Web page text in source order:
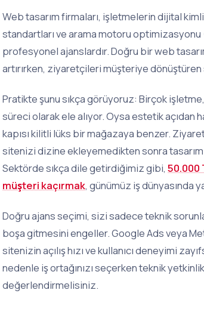
Web tasarım firmaları, işletmelerin dijital
standartları ve arama motoru optimizasyonu
profesyonel ajanslardır. Doğru bir web
artırırken, ziyaretçileri müşteriye
Pratikte şunu sıkça görüyoruz: Birçok
süreci olarak ele alıyor. Oysa estetik açıdan
kapısı kilitli lüks bir mağazaya benzer.
sitenizi dizine ekleyemedikten sonra
Sektörde sıkça dile getirdiğimiz gibi, 50.000
müşteri kaçırmak, günümüz iş dünyasında
Doğru ajans seçimi, sizi sadece teknik
boşa gitmesini engeller. Google Ads veya
sitenizin açılış hızı ve kullanıcı deneyimi
nedenle iş ortağınızı seçerken teknik
değerlendirmelisiniz.